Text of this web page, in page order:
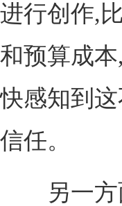
进行创作,
和预算成
快感知到
信任。
另一方